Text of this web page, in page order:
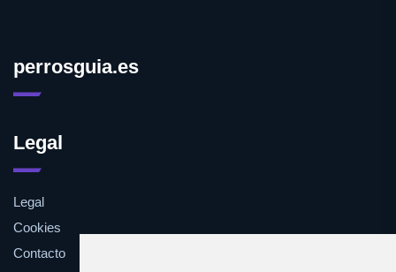
perrosguia.es
Legal
Legal
Cookies
Contacto